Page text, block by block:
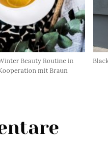
Beauty Routine in
mit Braun